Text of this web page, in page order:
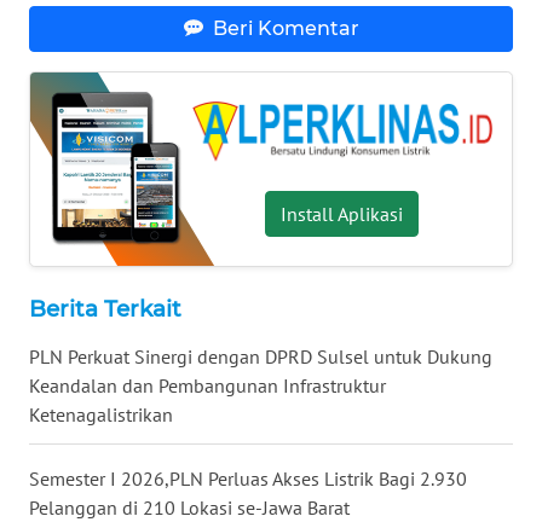
Beri Komentar
Install Aplikasi
Berita Terkait
PLN Perkuat Sinergi dengan DPRD Sulsel untuk Dukung
Keandalan dan Pembangunan Infrastruktur
Ketenagalistrikan
Semester I 2026,PLN Perluas Akses Listrik Bagi 2.930
Pelanggan di 210 Lokasi se-Jawa Barat
WN
WN
KALSEL
WN
KALTIM
SULSEL
WN
GORONTALO
SULUT